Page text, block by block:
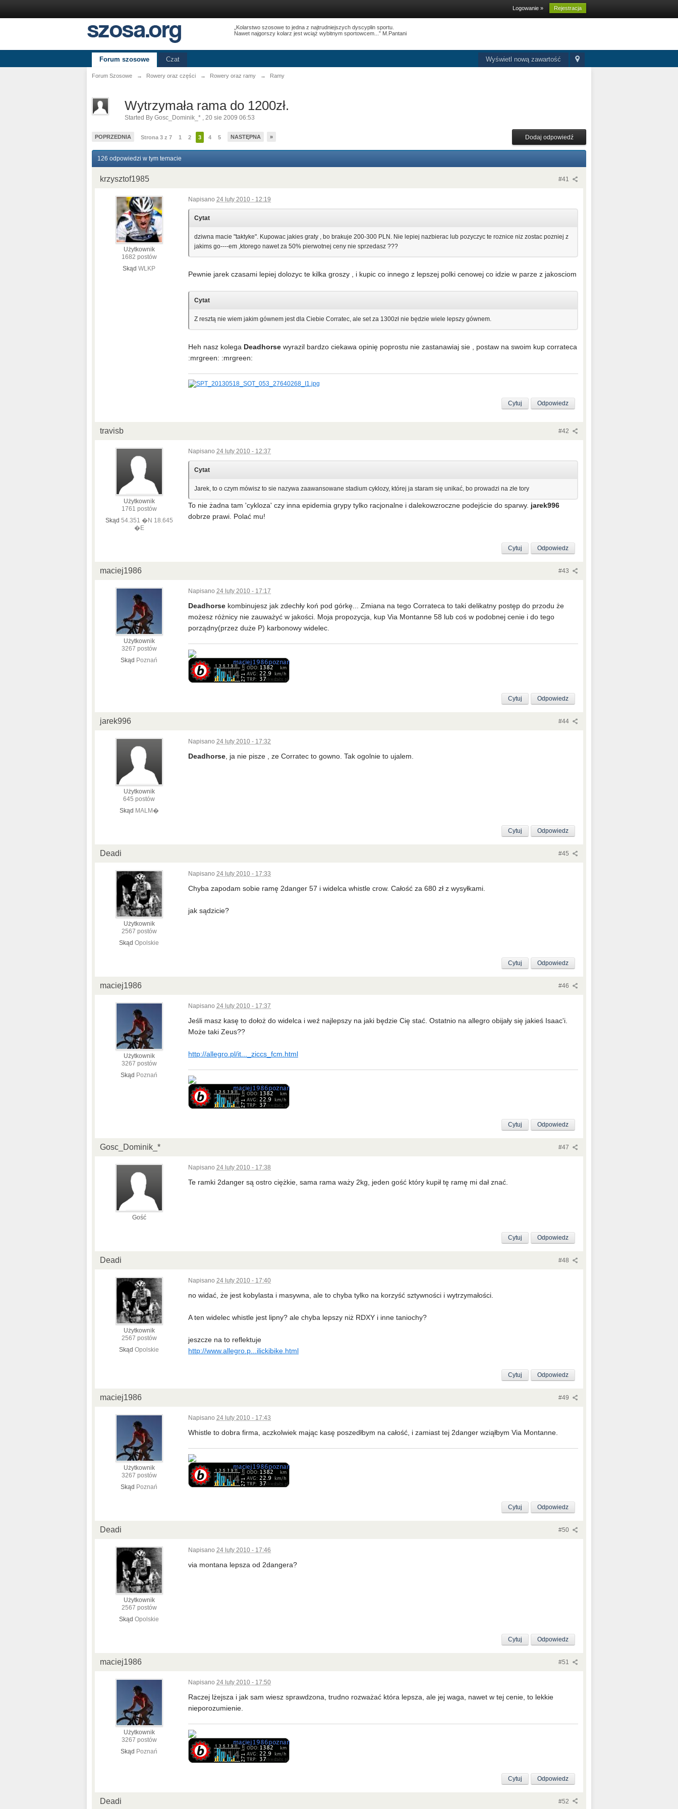
Logowanie » Rejestracja
„Kolarstwo szosowe to jedna z najtrudniejszych dyscyplin sportu.
Nawet najgorszy kolarz jest wciąż wybitnym sportowcem...” M.Pantani
Wyświetl nową zawartość
Forum szosowe Czat
Forum Szosowe → Rowery oraz części → Rowery oraz ramy → Ramy
Wytrzymała rama do 1200zł.
Started By Gosc_Dominik_* , 20 sie 2009 06:53
POPRZEDNIA Strona 3 z 7 1 2 3 4 5 NASTĘPNA » Dodaj odpowiedź
126 odpowiedzi w tym temacie
#41
krzysztof1985
Użytkownik
1682 postów
Skąd WLKP
Napisano 24 luty 2010 - 12:19
Cytat
dziwna macie "taktyke". Kupowac jakies graty , bo brakuje 200-300 PLN. Nie lepiej nazbierac lub pozyczyc te roznice niz zostac pozniej z
jakims go----em ,ktorego nawet za 50% pierwotnej ceny nie sprzedasz ???
Pewnie jarek czasami lepiej dolozyc te kilka groszy , i kupic co innego z lepszej polki cenowej co idzie w parze z jakosciom
Cytat
Z resztą nie wiem jakim gównem jest dla Ciebie Corratec, ale set za 1300zł nie będzie wiele lepszy gównem.
Heh nasz kolega Deadhorse wyrazil bardzo ciekawa opinię poprostu nie zastanawiaj sie , postaw na swoim kup corrateca
:mrgreen: :mrgreen:
Odpowiedz
Cytuj
#42
travisb
Użytkownik
1761 postów
Skąd 54.351 �N 18.645
�E
Napisano 24 luty 2010 - 12:37
Cytat
Jarek, to o czym mówisz to sie nazywa zaawansowane stadium cyklozy, której ja staram się unikać, bo prowadzi na złe tory
To nie żadna tam 'cykloza' czy inna epidemia grypy tylko racjonalne i dalekowzroczne podejście do sparwy. jarek996
dobrze prawi. Polać mu!
Odpowiedz
Cytuj
#43
maciej1986
Użytkownik
3267 postów
Skąd Poznań
Napisano 24 luty 2010 - 17:17
Deadhorse kombinujesz jak zdechły koń pod górkę... Zmiana na tego Corrateca to taki delikatny postęp do przodu że
możesz różnicy nie zauważyć w jakości. Moja propozycja, kup Via Montanne 58 lub coś w podobnej cenie i do tego
porządny(przez duże P) karbonowy widelec.
Odpowiedz
Cytuj
#44
jarek996
Użytkownik
645 postów
Skąd MALM�
Napisano 24 luty 2010 - 17:32
Deadhorse , ja nie pisze , ze Corratec to gowno. Tak ogolnie to ujalem.
Odpowiedz
Cytuj
#45
Deadi
Użytkownik
2567 postów
Skąd Opolskie
Napisano 24 luty 2010 - 17:33
Chyba zapodam sobie ramę 2danger 57 i widelca whistle crow. Całość za 680 zł z wysyłkami.
jak sądzicie?
Odpowiedz
Cytuj
#46
maciej1986
Użytkownik
3267 postów
Skąd Poznań
Napisano 24 luty 2010 - 17:37
Jeśli masz kasę to dołoż do widelca i weź najlepszy na jaki będzie Cię stać. Ostatnio na allegro obijały się jakieś Isaac'i.
Może taki Zeus??
http://allegro.pl/it..._ziccs_fcm.html
Odpowiedz
Cytuj
#47
Gosc_Dominik_*
Gość
Napisano 24 luty 2010 - 17:38
Te ramki 2danger są ostro ciężkie, sama rama waży 2kg, jeden gość który kupił tę ramę mi dał znać.
Odpowiedz
Cytuj
#48
Deadi
Użytkownik
2567 postów
Skąd Opolskie
Napisano 24 luty 2010 - 17:40
no widać, że jest kobylasta i masywna, ale to chyba tylko na korzyść sztywności i wytrzymałości.
A ten widelec whistle jest lipny? ale chyba lepszy niż RDXY i inne taniochy?
jeszcze na to reflektuje
http://www.allegro.p...ilickibike.html
Odpowiedz
Cytuj
#49
maciej1986
Użytkownik
3267 postów
Skąd Poznań
Napisano 24 luty 2010 - 17:43
Whistle to dobra firma, aczkolwiek mając kasę poszedłbym na całość, i zamiast tej 2danger wziąłbym Via Montanne.
Odpowiedz
Cytuj
#50
Deadi
Użytkownik
2567 postów
Skąd Opolskie
Napisano 24 luty 2010 - 17:46
via montana lepsza od 2dangera?
Odpowiedz
Cytuj
#51
maciej1986
Użytkownik
3267 postów
Skąd Poznań
Napisano 24 luty 2010 - 17:50
Raczej lżejsza i jak sam wiesz sprawdzona, trudno rozważać która lepsza, ale jej waga, nawet w tej cenie, to lekkie
nieporozumienie.
Odpowiedz
Cytuj
#52
Deadi